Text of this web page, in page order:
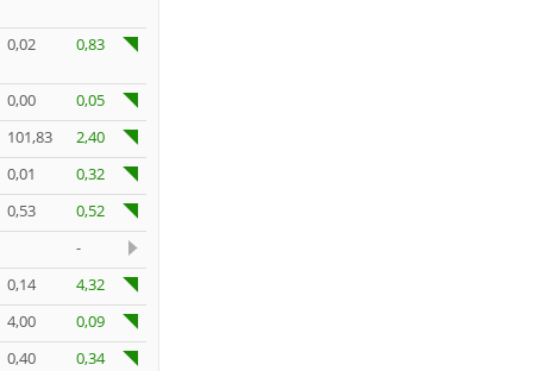
0,02 0,83
0,00
0,05
101,83
2,40
0,01
0,32
0,53
0,52
-
0,14
4,32
4,00
0,09
0,40
0,34